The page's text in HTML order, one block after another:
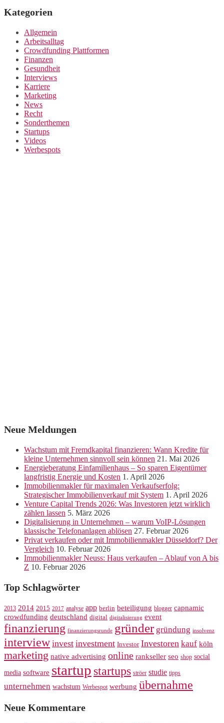
Kategorien
Allgemein
Arbeitsalltag
Crowdfunding Plattformen
Finanzen
Gesundheit
Interviews
Karriere
Marketing
News
Recht
Sonderthemen
Startups
Videos
Werbespots
Neue Meldungen
Wachstum mit Fremdkapital finanzieren: Wann Kredite für
kleine Unternehmen sinnvoll sein können 21. Mai 2026
Energieberatung Einfamilienhaus – So sparen Eigentümer
langfristig Energie und Kosten 1. April 2026
Immobilienmakler für maximalen Verkaufserfolg:
Strategischer Immobilienverkauf mit System 1. April 2026
Venture Capital Trends 2026: Was Investoren jetzt wirklich
zählen lassen 5. März 2026
Digitalisierung in Unternehmen – warum VoIP-Lösungen
klassische Telefonanlagen ablösen 27. Februar 2026
Privat verkaufen oder mit Immobilienmakler Düsseldorf? Der
Vergleich 10. Februar 2026
Immobilienmakler Neuss: Haus verkaufen – Ablauf von A bis
Z 10. Februar 2026
Top Schlagwörter
2013 2014 2015 2017 analyse app berlin beteiligung blogger capnamic
crowdfunding deutschland digital digitalisierung event
finanzierung finanzierungsrunde gründer gründung insolvenz
interview invest investment Investor Investoren kauf köln
marketing native advertising online rankseller seo shop social
media software startup startups ströer studie tipps
unternehmen wachstum Werbespot werbung übernahme
Neue Kommentare